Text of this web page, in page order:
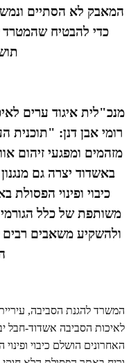
המאבק לא הסתיים
כדי להבטיח שהמטרד
מנכ"לית איגוד ערים
רומי אבן דנן: "תוכנית
מזהמים ומפגעי זיהום
באשדוד יצרה גם
כיבוי ופינוי
משותפת של כלל
ולהשקיע משאבים רבים
המשרד להגנת הסביבה,
לאיכות הסביבה אשדוד-חבל
האחרונים הושלם כיבוי